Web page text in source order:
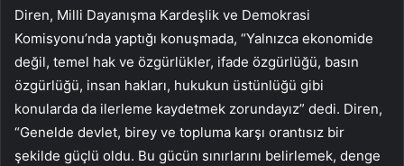
Diren, Milli Dayanışma Kardeşlik ve Demokrasi
Komisyonu’nda yaptığı konuşmada, “Yalnızca ekonomide
değil, temel hak ve özgürlükler, ifade özgürlüğü, basın
özgürlüğü, insan hakları, hukukun üstünlüğü gibi
konularda da ilerleme kaydetmek zorundayız” dedi. Diren,
“Genelde devlet, birey ve topluma karşı orantısız bir
şekilde güçlü oldu. Bu gücün sınırlarını belirlemek, denge